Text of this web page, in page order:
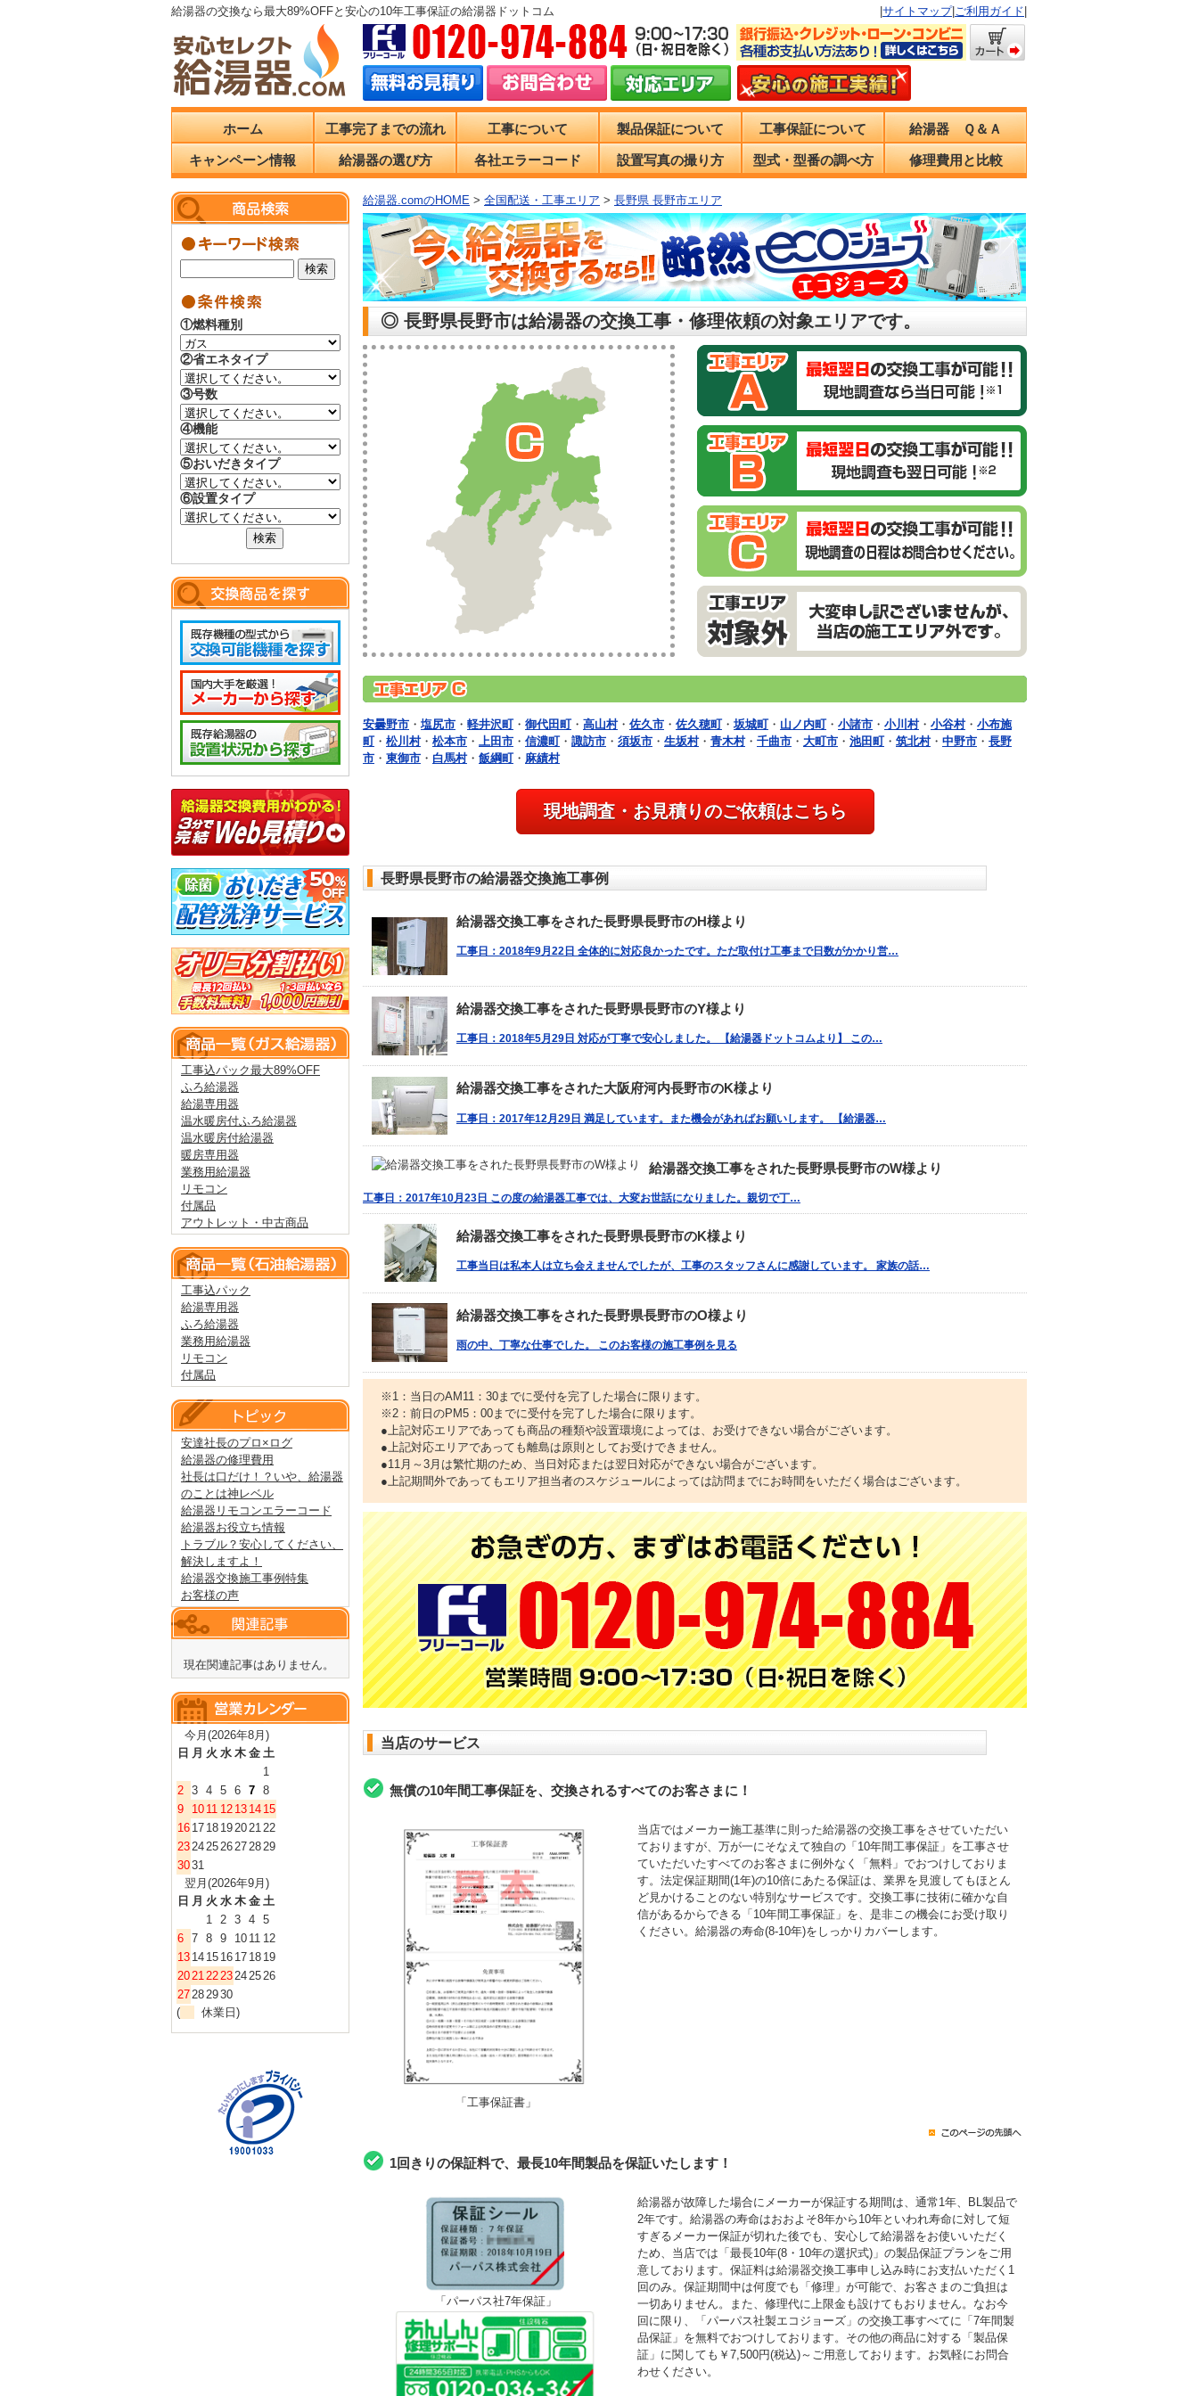
給湯器の交換なら最大89%OFFと安心の10年工事保証の給湯器ドットコム サイトマップ| ご利用ガイド
ホーム 工事完了までの流れ 工事について 製品保証について 工事保証について 給湯器 Ｑ＆Ａ
キャンペーン情報 給湯器の選び方 各社エラーコード 設置写真の撮り方 型式・型番の調べ方 修理費用と比較
給湯器.comのHOME > 全国配送・工事エリア > 長野県 長野市エリア
◎ 長野県長野市は給湯器の交換工事・修理依頼の対象エリアです。
安曇野市 ・ 塩尻市 ・ 軽井沢町・ 御代田町・ 高山村・ 佐久市 ・ 佐久穂町・坂城町・ 山ノ内町・ 小諸市 ・ 小川村・ 小谷村・ 小布施
町・ 松川村・ 松本市 ・ 上田市 ・ 信濃町・ 諏訪市 ・ 須坂市 ・ 生坂村・ 青木村・ 千曲市 ・ 大町市 ・ 池田町・ 筑北村・ 中野市 ・ 長野
市 ・ 東御市 ・ 白馬村・ 飯綱町・ 麻績村
現地調査・お見積りのご依頼はこちら
長野県長野市の給湯器交換施工事例
給湯器交換工事をされた長野県長野市のH様より
工事日：2018年9月22日 全体的に対応良かったです。ただ取付け工事まで日数がかかり営…
給湯器交換工事をされた長野県長野市のY様より
工事日：2018年5月29日 対応が丁寧で安心しました。 【給湯器ドットコムより】 この…
給湯器交換工事をされた大阪府河内長野市のK様より
工事日：2017年12月29日 満足しています。また機会があればお願いします。 【給湯器…
給湯器交換工事をされた長野県長野市のW様より
工事日：2017年10月23日 この度の給湯器工事では、大変お世話になりました。親切で丁…
給湯器交換工事をされた長野県長野市のK様より
工事当日は私本人は立ち会えませんでしたが、工事のスタッフさんに感謝しています。 家族の話…
給湯器交換工事をされた長野県長野市のO様より
雨の中、丁寧な仕事でした。 このお客様の施工事例を見る
※1：当日のAM11：30までに受付を完了した場合に限ります。
※2：前日のPM5：00までに受付を完了した場合に限ります。
●上記対応エリアであっても商品の種類や設置環境によっては、お受けできない場合がございます。
●上記対応エリアであっても離島は原則としてお受けできません。
●11月～3月は繁忙期のため、当日対応または翌日対応ができない場合がございます。
●上記期間外であってもエリア担当者のスケジュールによっては訪問までにお時間をいただく場合はございます。
当店のサービス
無償の10年間工事保証を、交換されるすべてのお客さまに！
「工事保証書」
当店ではメーカー施工基準に則った給湯器の交換工事をさせていただい
ておりますが、万が一にそなえて独自の「10年間工事保証」を工事させ
ていただいたすべてのお客さまに例外なく「無料」でおつけしておりま
す。法定保証期間(1年)の10倍にあたる保証は、業界を見渡してもほとん
ど見かけることのない特別なサービスです。交換工事に技術に確かな自
信があるからできる「10年間工事保証」を、是非この機会にお受け取り
ください。給湯器の寿命(8-10年)をしっかりカバーします。
1回きりの保証料で、最長10年間製品を保証いたします！
「パーパス社7年保証」
給湯器が故障した場合にメーカーが保証する期間は、通常1年、BL製品で
2年です。給湯器の寿命はおおよそ8年から10年といわれ寿命に対して短
すぎるメーカー保証が切れた後でも、安心して給湯器をお使いいただく
ため、当店では「最長10年(8・10年の選択式)」の製品保証プランをご用
意しております。保証料は給湯器交換工事申し込み時にお支払いただく1
回のみ。保証期間中は何度でも「修理」が可能で、お客さまのご負担は
一切ありません。また、修理代に上限金も設けてもおりません。なお今
回に限り、「パーパス社製エコジョーズ」の交換工事すべてに「7年間製
品保証」を無料でおつけしております。その他の商品に対する「製品保
証」に関しても￥7,500円(税込)～ご用意しております。お気軽にお問合
わせください。
①燃料種別
②省エネタイプ
③号数
④機能
⑤おいだきタイプ
⑥設置タイプ
工事込パック最大89%OFF
ふろ給湯器
給湯専用器
温水暖房付ふろ給湯器
温水暖房付給湯器
暖房専用器
業務用給湯器
リモコン
付属品
アウトレット・中古商品
工事込パック
給湯専用器
ふろ給湯器
業務用給湯器
リモコン
付属品
安達社長のプロ×ログ
給湯器の修理費用
社長は口だけ！？いや、給湯器
のことは神レベル
給湯器リモコンエラーコード
給湯器お役立ち情報
トラブル？安心してください、
解決しますよ！
給湯器交換施工事例特集
お客様の声
現在関連記事はありません。
今月(2026年8月)
日 月 火 水 木 金 土
1
2 3 4 5 6 7 8
9
10 11 12 13 14 15
16 17 18 19202122
23242526272829
3031
翌月(2026年9月)
日 月 火 水 木 金 土
1 2 3 4 5
6 7 8 9 10 11 12
13 14 15 16 17 18 19
20212223242526
27282930
(
休業日)